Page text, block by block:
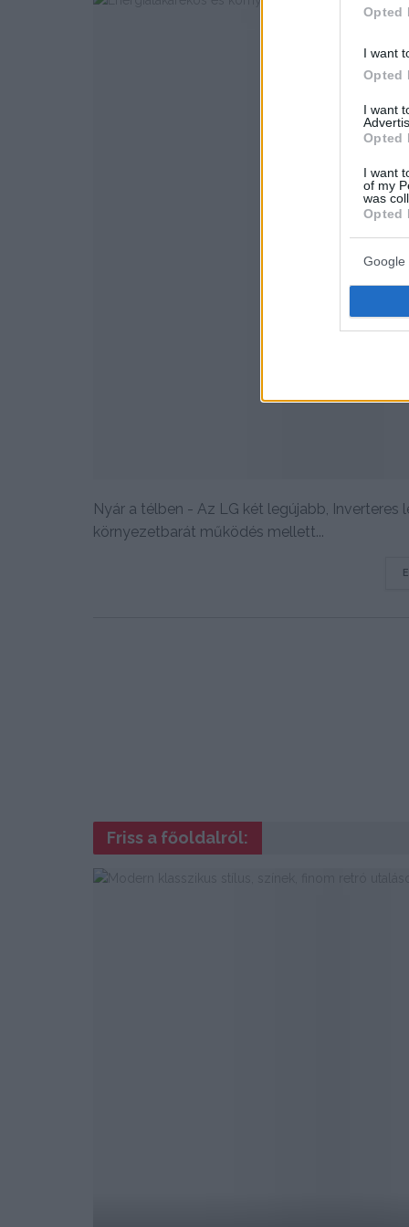
Opted
I want
Opted
I want
Opted
I want
of my
was
Opted
Google
Nyár a télben - Az LG két legújabb, Inverteres
környezetbarát működés mellett...
Friss a főoldalról: